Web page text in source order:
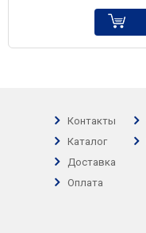
Контакты
Каталог
Доставка
Оплата